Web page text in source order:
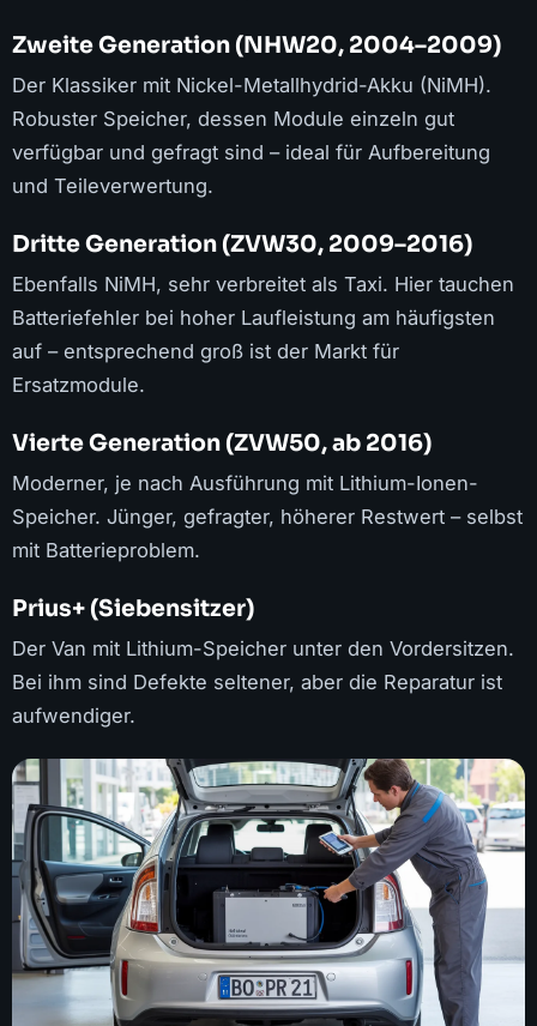
Zweite Generation (NHW20, 2004–2009)
Der Klassiker mit Nickel-Metallhydrid-Akku (NiMH).
Robuster Speicher, dessen Module einzeln gut
verfügbar und gefragt sind – ideal für Aufbereitung
und Teileverwertung.
Dritte Generation (ZVW30, 2009–2016)
Ebenfalls NiMH, sehr verbreitet als Taxi. Hier tauchen
Batteriefehler bei hoher Laufleistung am häufigsten
auf – entsprechend groß ist der Markt für
Ersatzmodule.
Vierte Generation (ZVW50, ab 2016)
Moderner, je nach Ausführung mit Lithium-Ionen-
Speicher. Jünger, gefragter, höherer Restwert – selbst
mit Batterieproblem.
Prius+ (Siebensitzer)
Der Van mit Lithium-Speicher unter den Vordersitzen.
Bei ihm sind Defekte seltener, aber die Reparatur ist
aufwendiger.